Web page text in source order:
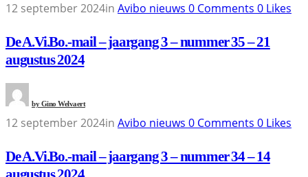
12 september 2024in Avibo nieuws 0 Comments 0 Likes
De A.Vi.Bo.-mail – jaargang 3 – nummer 35 – 21
augustus 2024
byGino Welvaert
12 september 2024in Avibo nieuws 0 Comments 0 Likes
De A.Vi.Bo.-mail – jaargang 3 – nummer 34 – 14